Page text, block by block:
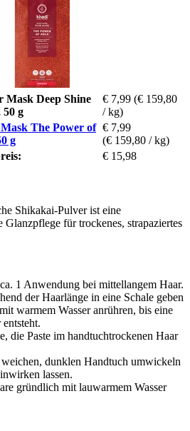
Deep Shine
50 g
€ 7,99 (€ 159,80
/ kg)
The Power of
g
€ 7,99
(€ 159,80 / kg)
€ 15,98
Shikakai-Pulver ist eine
für trockenes, strapaziertes
1 Anwendung bei mittellangem Haar.
der Haarlänge in eine Schale geben
warmem Wasser anrühren, bis eine
die Paste im handtuchtrockenen Haar
dunklen Handtuch umwickeln
lassen.
gründlich mit lauwarmem Wasser